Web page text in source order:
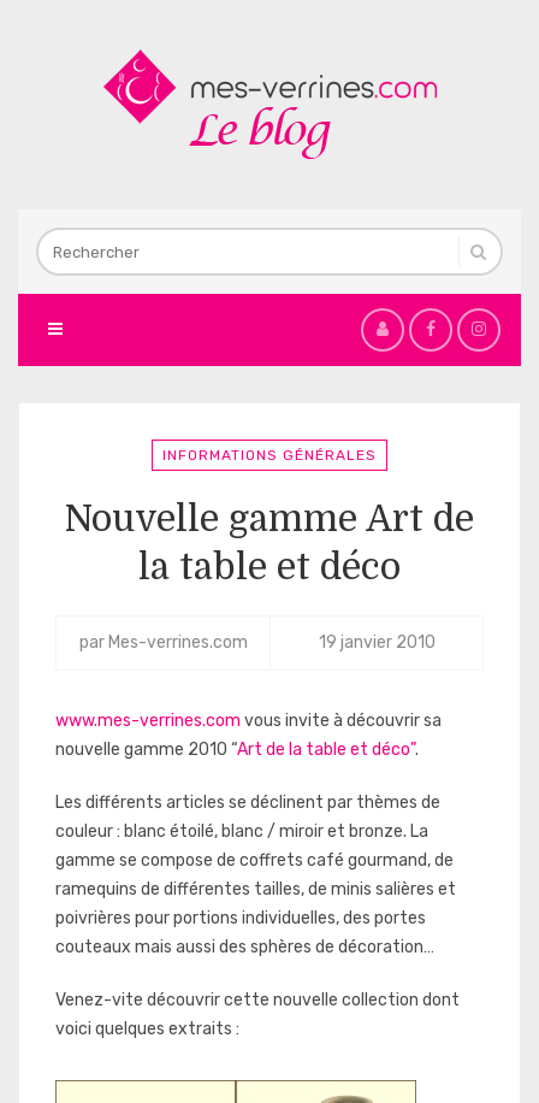
INFORMATIONS GÉNÉRALES
Nouvelle gamme Art de
la table et déco
par Mes-verrines.com 19 janvier 2010
www.mes-verrines.com vous invite à découvrir sa
nouvelle gamme 2010 “Art de la table et déco”.
Les différents articles se déclinent par thèmes de
couleur : blanc étoilé, blanc / miroir et bronze. La
gamme se compose de coffrets café gourmand, de
ramequins de différentes tailles, de minis salières et
poivrières pour portions individuelles, des portes
couteaux mais aussi des sphères de décoration…
Venez-vite découvrir cette nouvelle collection dont
voici quelques extraits :